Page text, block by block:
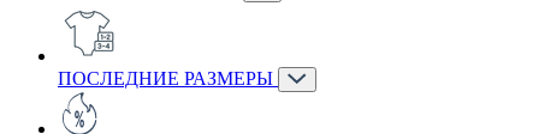
ПОСЛЕДНИЕ РАЗМЕРЫ